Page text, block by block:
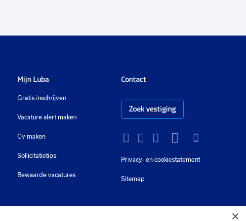
Mijn Luba
Gratis inschrijven
Vacature alert maken
Cv maken
Sollicitatietips
Bewaarde vacatures
Contact
Zoek vestiging
Privacy- en cookiestatement
Sitemap
×